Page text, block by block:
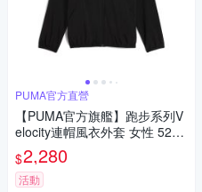
PUMA官方直營
【PUMA官方旗艦】跑步系列V
elocity連帽風衣外套 女性 5265
8401
$2,280
活動